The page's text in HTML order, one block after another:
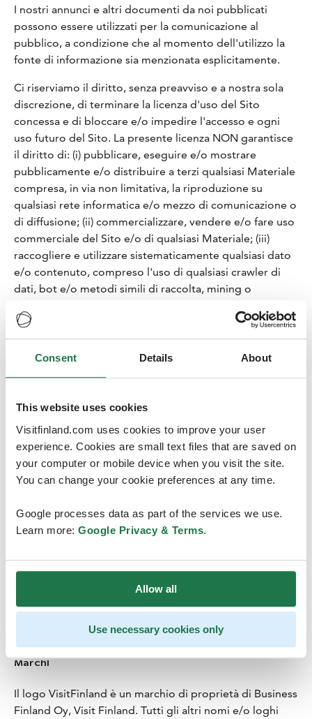
Consent Details About
This website uses cookies
Visitfinland.com uses cookies to improve your user
experience. Cookies are small text files that are saved on
your computer or mobile device when you visit the site.
You can change your cookie preferences at any time.
Google processes data as part of the services we use.
Learn more: Google Privacy & Terms.
Allow all
Use necessary cookies only
I nostri annunci e altri documenti da noi pubblicati
possono essere utilizzati per la comunicazione al
pubblico, a condizione che al momento dell'utilizzo la
fonte di informazione sia menzionata esplicitamente.
Ci riserviamo il diritto, senza preavviso e a nostra sola
discrezione, di terminare la licenza d'uso del Sito
concessa e di bloccare e/o impedire l'accesso e ogni
uso futuro del Sito. La presente licenza NON garantisce
il diritto di: (i) pubblicare, eseguire e/o mostrare
pubblicamente e/o distribuire a terzi qualsiasi Materiale
compresa, in via non limitativa, la riproduzione su
qualsiasi rete informatica e/o mezzo di comunicazione o
di diffusione; (ii) commercializzare, vendere e/o fare uso
commerciale del Sito e/o di qualsiasi Materiale; (iii)
raccogliere e utilizzare sistematicamente qualsiasi dato
e/o contenuto, compreso l'uso di qualsiasi crawler di
dati, bot e/o metodi simili di raccolta, mining o
Materiale; e/o (v) utilizzare tecniche di framing per
emulare qualsiasi parte di questo Sito (comprese, in via
non limitativa, le immagini presenti in questo Sito e/o
concediamo alcun altro diritto e/o licenza per
implicazione, preclusione (estoppel) e/o altro in forma
di qualsiasi brevetto, marchio, copyright e/o diritto di
proprietà di Business Finland Oy, Visit Finland e/o
questo Sito porrà fine ad ogni permesso e/o alla licenza
d'uso concessa dai presenti Termini e potrebbe risultare
non limitativa, le leggi, i regolamenti e le convenzioni
sul copyright e sui marchi.
TUTTI I DIRITTI NON ESPRESSAMENTE CONCESSI
SONO RISERVATI.
Marchi
Il logo VisitFinland è un marchio di proprietà di Business
Finland Oy, Visit Finland. Tutti gli altri nomi e/o loghi